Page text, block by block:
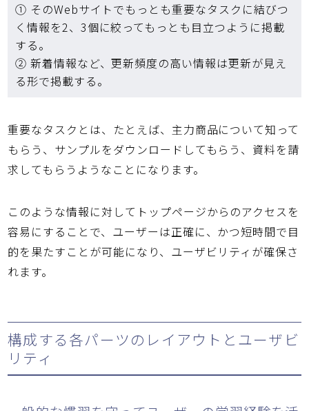
① そのWebサイトでもっとも重要なタスクに結びつ
く情報を2、3個に絞ってもっとも目立つように掲載
する。
② 新着情報など、更新頻度の高い情報は更新が見え
る形で掲載する。
重要なタスクとは、たとえば、主力商品について知って
もらう、サンプルをダウンロードしてもらう、資料を請
求してもらうようなことになります。
このような情報に対してトップページからのアクセスを
容易にすることで、ユーザーは正確に、かつ短時間で目
的を果たすことが可能になり、ユーザビリティが確保さ
れます。
構成する各パーツのレイアウトとユーザビ
リティ